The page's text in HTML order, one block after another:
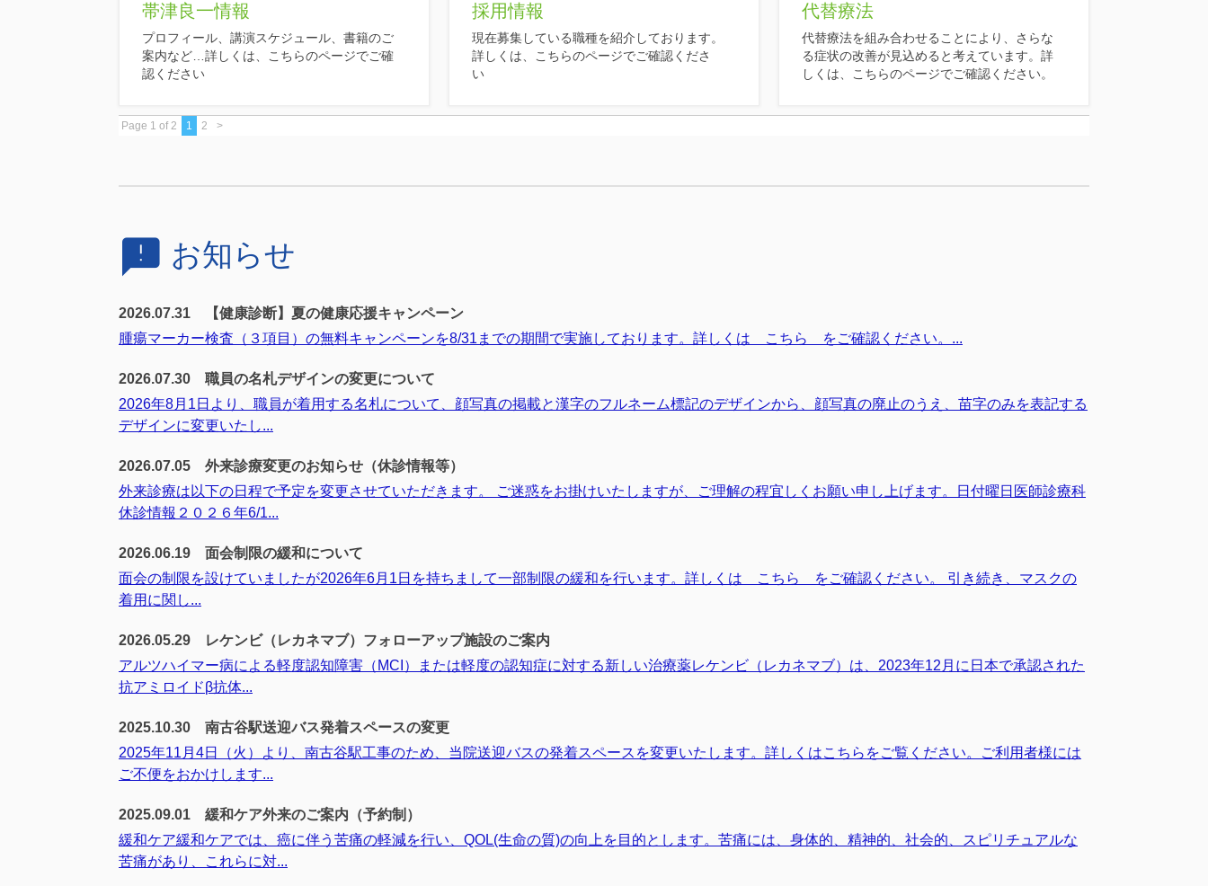
帯津良一情報
プロフィール、講演スケジュール、書籍のご
案内など…詳しくは、こちらのページでご確
認ください
採用情報
現在募集している職種を紹介しております。
詳しくは、こちらのページでご確認くださ
い
代替療法
代替療法を組み合わせることにより、さらな
る症状の改善が見込めると考えています。詳
しくは、こちらのページでご確認ください。
Page 1 of 2 1 2 >
announcement お知らせ
2026.07.31 【健康診断】夏の健康応援キャンペーン
腫瘍マーカー検査（３項目）の無料キャンペーンを8/31までの期間で実施しております。詳しくは こちら をご確認ください。...
2026.07.30 職員の名札デザインの変更について
2026年8月1日より、職員が着用する名札について、顔写真の掲載と漢字のフルネーム標記のデザインから、顔写真の廃止のうえ、苗字のみを表記する
デザインに変更いたし...
2026.07.05 外来診療変更のお知らせ（休診情報等）
外来診療は以下の日程で予定を変更させていただきます。 ご迷惑をお掛けいたしますが、ご理解の程宜しくお願い申し上げます。日付曜日医師診療科
休診情報２０２６年6/1...
2026.06.19 面会制限の緩和について
面会の制限を設けていましたが2026年6月1日を持ちまして一部制限の緩和を行います。詳しくは こちら をご確認ください。 引き続き、マスクの
着用に関し...
2026.05.29 レケンビ（レカネマブ）フォローアップ施設のご案内
アルツハイマー病による軽度認知障害（MCI）または軽度の認知症に対する新しい治療薬レケンビ（レカネマブ）は、2023年12月に日本で承認された
抗アミロイドβ抗体...
2025.10.30 南古谷駅送迎バス発着スペースの変更
2025年11月4日（火）より、南古谷駅工事のため、当院送迎バスの発着スペースを変更いたします。詳しくはこちらをご覧ください。ご利用者様には
ご不便をおかけします...
2025.09.01 緩和ケア外来のご案内（予約制）
緩和ケア緩和ケアでは、癌に伴う苦痛の軽減を行い、QOL(生命の質)の向上を目的とします。苦痛には、身体的、精神的、社会的、スピリチュアルな
苦痛があり、これらに対...